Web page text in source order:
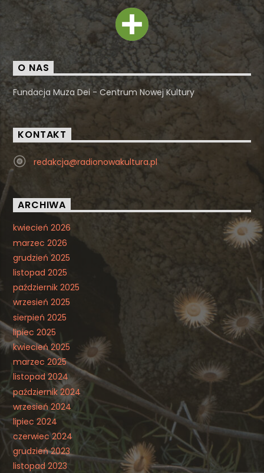
O NAS
Fundacja Muza Dei - Centrum Nowej Kultury
KONTAKT
redakcja@radionowakultura.pl
ARCHIWA
kwiecień 2026
marzec 2026
grudzień 2025
listopad 2025
październik 2025
wrzesień 2025
sierpień 2025
lipiec 2025
kwiecień 2025
marzec 2025
listopad 2024
październik 2024
wrzesień 2024
lipiec 2024
czerwiec 2024
grudzień 2023
listopad 2023